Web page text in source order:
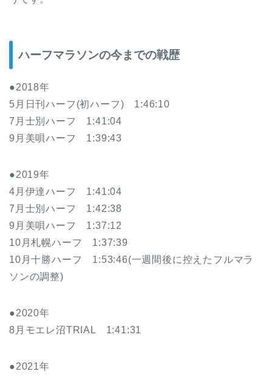
ハーフマラソンの今までの戦歴
●2018年
5月日刊ハーフ(初ハーフ) 1:46:10
7月士別ハーフ 1:41:04
9月美唄ハーフ 1:39:43
●2019年
4月伊達ハーフ 1:41:04
7月士別ハーフ 1:42:38
9月美唄ハーフ 1:37:12
10月札幌ハーフ 1:37:39
10月十勝ハーフ 1:53:46(一週間後に控えたフルマラ
ソンの調整)
●2020年
8月モエレ沼TRIAL 1:41:31
●2021年